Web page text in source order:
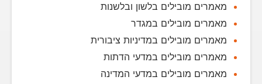
מאמרים מובילים בלשון ובלשנות
מאמרים מובילים במגדר
מאמרים מובילים במדיניות ציבורית
מאמרים מובילים במדעי הדתות
מאמרים מובילים במדעי המדינה